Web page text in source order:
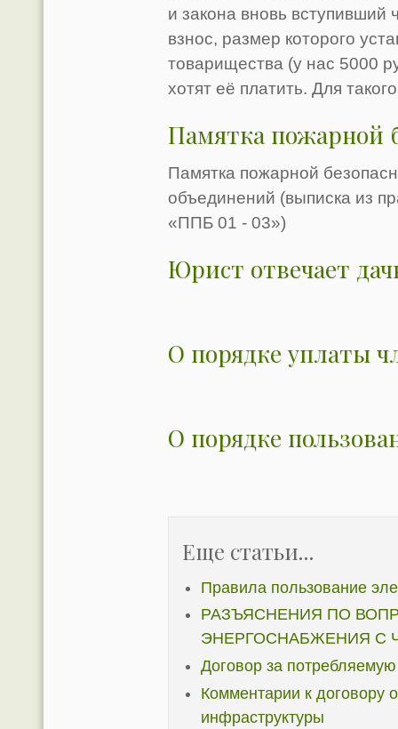
и закона вновь вступивший
взнос, размер которого
товарищества (у нас 5000
хотят её платить. Для
Памятка пожарной
Памятка пожарной
объединений (выписка из
«ППБ 01 - 03»)
Юрист отвечает
О порядке уплаты
О порядке
Еще статьи...
Правила пользование
РАЗЪЯСНЕНИЯ ПО
ЭНЕРГОСНАБЖЕНИЯ С
Договор за
Комментарии к договору
инфраструктуры